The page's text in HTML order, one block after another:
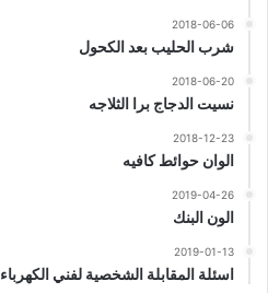
2018-06-06
شرب الحليب بعد الكحول
2018-06-20
نسيت الدجاج برا الثلاجه
2018-12-23
الوان حوائط كافيه
2019-04-26
الون البنك
2019-01-13
اسئلة المقابلة الشخصية لفني الكهرباء